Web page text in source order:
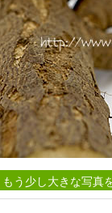
もう少し大きな写真